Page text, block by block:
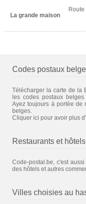
La grande maison
Codes postaux
Télécharger la carte de la
les codes postaux belges
Ayez toujours à portée de
belges.
Cliquer ici pour avoir plus
Restaurants et hôtels
Code-postal.be, c'est
des hôtels et autres
Villes choisies au